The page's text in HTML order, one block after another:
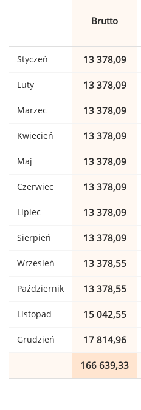
Brutto
Styczeń 13 378,09
Luty 13 378,09
Marzec 13 378,09
Kwiecień 13 378,09
Maj 13 378,09
Czerwiec 13 378,09
Lipiec 13 378,09
Sierpień 13 378,09
Wrzesień 13 378,55
Październik 13 378,55
Listopad 15 042,55
Grudzień 17 814,96
166 639,33